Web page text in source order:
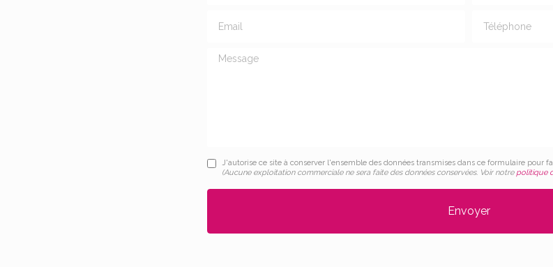
Message
J'autorise ce site à conserver l'ensemble des données transmises dans ce formulaire pour
(Aucune exploitation commerciale ne sera faite des données conservées. Voir notre politique